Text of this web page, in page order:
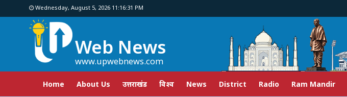
Wednesday, August 5, 2026 11:16:32 PM
Web News
www.upwebnews.com
Home About Us उत्तराखंड विश्व News District Radio Ram Mandir